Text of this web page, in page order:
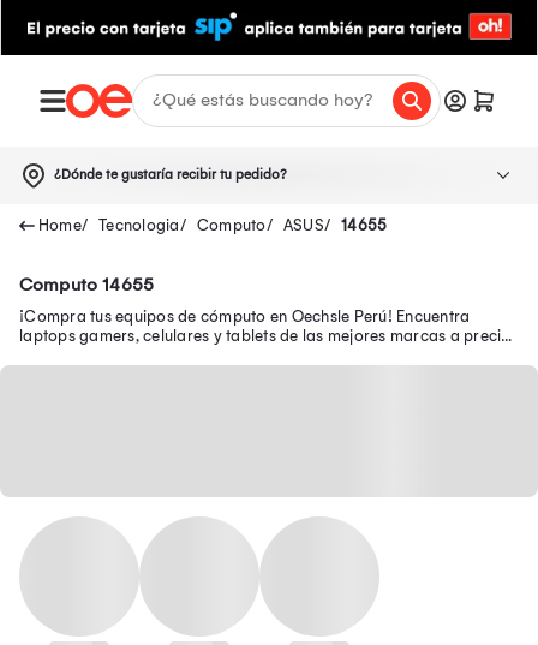
¿Dónde te gustaría recibir tu pedido?
Tecnologia Computo ASUS 14655
Computo 14655
¡Compra tus equipos de cómputo en Oechsle Perú! Encuentra
laptops gamers, celulares y tablets de las mejores marcas a precios